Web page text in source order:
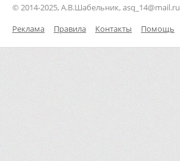
© 2014-2025, А.В.Шабельник, asq_14@mail.ru
Реклама
Правила Контакты Помощь